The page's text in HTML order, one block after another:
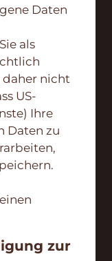
Daten
als
daher nicht
US-
Ihre
Daten zu
zur